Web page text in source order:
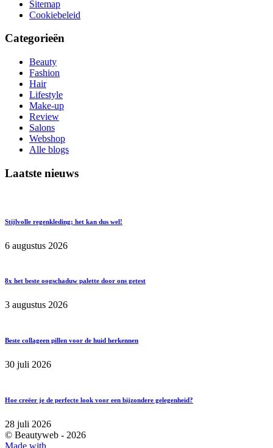
Sitemap
Cookiebeleid
Categorieën
Beauty
Fashion
Hair
Lifestyle
Make-up
Review
Salons
Webshop
Alle blogs
Laatste nieuws
Stijlvolle regenkleding; het kan dus wel!
6 augustus 2026
8x het beste oogschaduw palette door ons getest
3 augustus 2026
Beste collageen pillen voor de huid herkennen
30 juli 2026
Hoe creëer je de perfecte look voor een bijzondere gelegenheid?
28 juli 2026
© Beautyweb - 2026